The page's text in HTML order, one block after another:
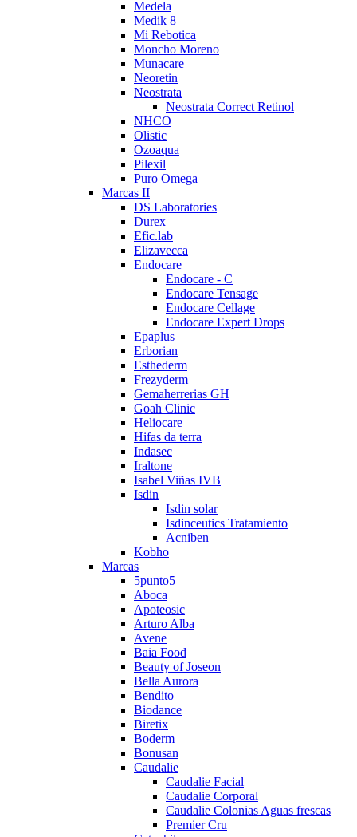
Medela
Medik 8
Mi Rebotica
Moncho Moreno
Munacare
Neoretin
Neostrata
Neostrata Correct Retinol
NHCO
Olistic
Ozoaqua
Pilexil
Puro Omega
Marcas II
DS Laboratories
Durex
Efic.lab
Elizavecca
Endocare
Endocare - C
Endocare Tensage
Endocare Cellage
Endocare Expert Drops
Epaplus
Erborian
Esthederm
Frezyderm
Gemaherrerias GH
Goah Clinic
Heliocare
Hifas da terra
Indasec
Iraltone
Isabel Viñas IVB
Isdin
Isdin solar
Isdinceutics Tratamiento
Acniben
Kobho
Marcas
5punto5
Aboca
Apoteosic
Arturo Alba
Avene
Baia Food
Beauty of Joseon
Bella Aurora
Bendito
Biodance
Biretix
Boderm
Bonusan
Caudalie
Caudalie Facial
Caudalie Corporal
Caudalie Colonias Aguas frescas
Premier Cru